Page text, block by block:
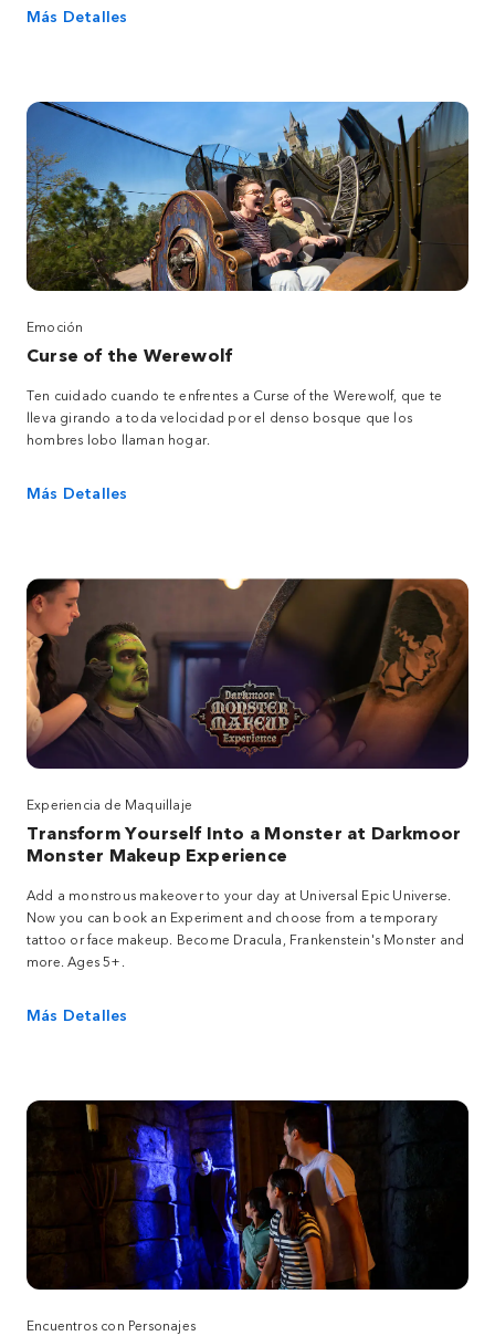
Más Detalles
Emoción
Curse of the Werewolf
Ten cuidado cuando te enfrentes a Curse of the Werewolf, que te
lleva girando a toda velocidad por el denso bosque que los
hombres lobo llaman hogar.
Más Detalles
Experiencia de Maquillaje
Transform Yourself Into a Monster at Darkmoor
Monster Makeup Experience
Add a monstrous makeover to your day at Universal Epic Universe.
Now you can book an Experiment and choose from a temporary
tattoo or face makeup. Become Dracula, Frankenstein's Monster and
more. Ages 5+.
Más Detalles
Encuentros con Personajes